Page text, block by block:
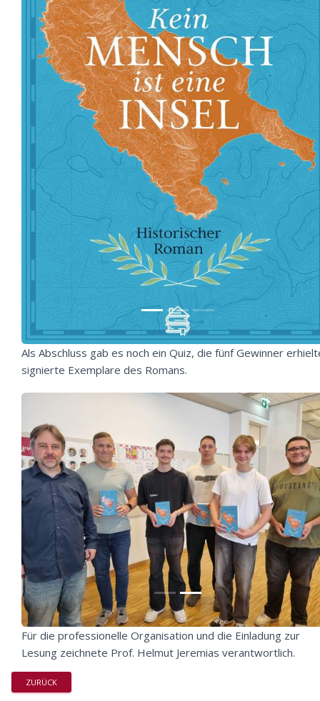
Als Abschluss gab es noch ein Quiz, die fünf Gewinner
signierte Exemplare des Romans.
Für die professionelle Organisation und die Einladung zur
Lesung zeichnete Prof. Helmut Jeremias verantwortlich.
ZURÜCK